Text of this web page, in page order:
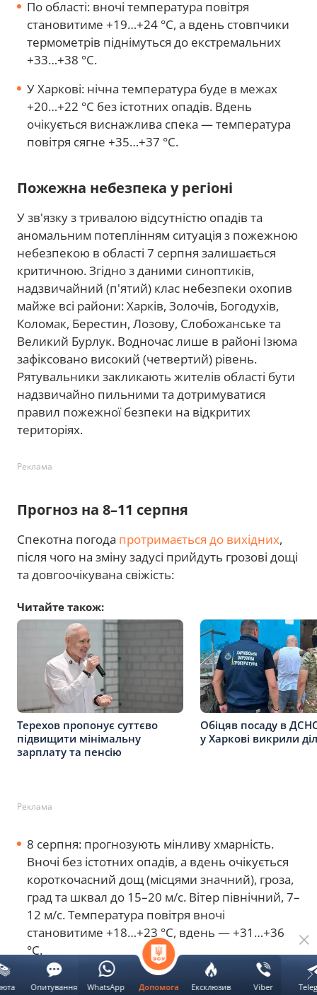
По області: вночі температура повітря
становитиме +19…+24 °С, а вдень стовпчики
термометрів піднімуться до екстремальних
+33…+38 °С.
У Харкові: нічна температура буде в межах
+20…+22 °С без істотних опадів. Вдень
очікується виснажлива спека — температура
повітря сягне +35…+37 °С.
Пожежна небезпека у регіоні
У зв'язку з тривалою відсутністю опадів та
аномальним потеплінням ситуація з пожежною
небезпекою в області 7 серпня залишається
критичною. Згідно з даними синоптиків,
надзвичайний (п'ятий) клас небезпеки охопив
майже всі райони: Харків, Золочів, Богодухів,
Коломак, Берестин, Лозову, Слобожанське та
Великий Бурлук. Водночас лише в районі Ізюма
зафіксовано високий (четвертий) рівень.
Рятувальники закликають жителів області бути
надзвичайно пильними та дотримуватися
правил пожежної безпеки на відкритих
територіях.
Реклама
Прогноз на 8–11 серпня
Спекотна погода протримається до вихідних,
після чого на зміну задусі прийдуть грозові дощі
та довгоочікувана свіжість:
Читайте також:
Терехов пропонує суттєво
підвищити мінімальну
зарплату та пенсію
Обіцяв посаду в
у Харкові викрили
Реклама
8 серпня: прогнозують мінливу хмарність.
Вночі без істотних опадів, а вдень очікується
короткочасний дощ (місцями значний), гроза,
град та шквал до 15–20 м/с. Вітер північний, 7–
12 м/с. Температура повітря вночі
становитиме +18…+23 °С, вдень — +31…+36
°С.
9 серпня: збережеться мінлива хмарність,
Допомога Ексклюзив Viber
Опитування WhatsApp